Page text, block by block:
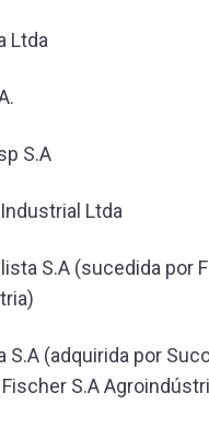
Ltda
S.A
Ltda
S.A (sucedida por
S.A (adquirida por
S.A